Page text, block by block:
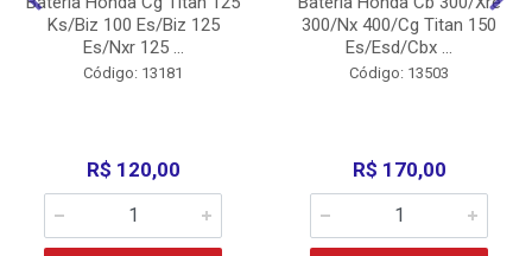
Ks/Biz 100 Es/Biz 125
Es/Nxr 125 ...
Código: 13181
R$ 120,00
300/Nx 400/Cg Titan 150
Es/Esd/Cbx ...
Código: 13503
R$ 170,00